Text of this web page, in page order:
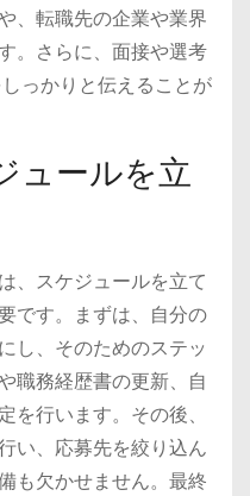
、転職先の企業や業界
。さらに、面接や選考
っかりと伝えることが
ュールを立
、スケジュールを立て
です。まずは、自分の
し、そのためのステッ
職務経歴書の更新、自
を行います。その後、
い、応募先を絞り込ん
も欠かせません。最終